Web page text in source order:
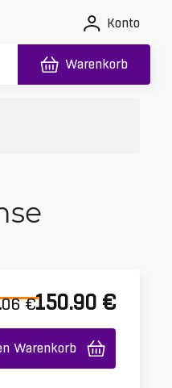
Konto
Warenkorb
€150.90 €
Warenkorb